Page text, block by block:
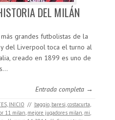
DEL MILÁN
grandes futbolistas de la
del Liverpool toca el turno al
creado en 1899 es uno de
Entrada completa →
, INICIO // baggio, baresi,costacurta,
11 milan, mejore jugadores milan, mi,